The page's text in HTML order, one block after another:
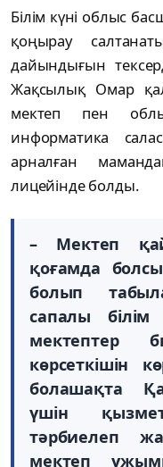
Білім күні облыс
қоңырау
дайындығын
Жақсылық Омар
мектеп пен
информатика
арналған
лицейінде болды.
– Мектеп
қоғамда
болып
сапалы
мектептер
көрсеткішін
болашақта
үшін
тәрбиелеп
мектеп